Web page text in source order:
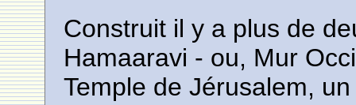
Construit il y a plus de
Hamaaravi - ou, Mur
Temple de Jérusalem,